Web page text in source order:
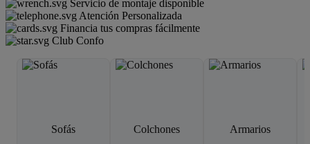
Servicio de montaje disponible
Atención Personalizada
Financia tus compras fácilmente
Club Confo
Sofás Colchones Armarios